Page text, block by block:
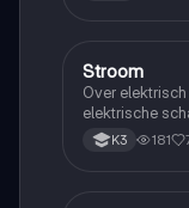
Natuurkunde
Stroom
Over
elektrische
energie
K3 181